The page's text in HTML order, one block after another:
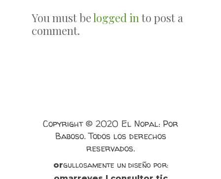
You must belogged into post a
comment.
Copyright © 2020 El Nopal: Por
Baboso. Todos los derechos
reservados.
orgullosamente un diseño por: